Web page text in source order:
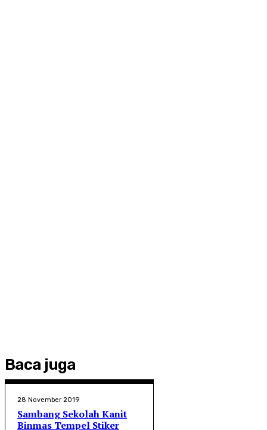
Baca juga
28 November 2019
Sambang Sekolah Kanit
Binmas Tempel Stiker